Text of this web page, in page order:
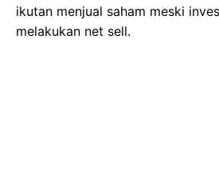
ikutan menjual saham meski
melakukan net sell.